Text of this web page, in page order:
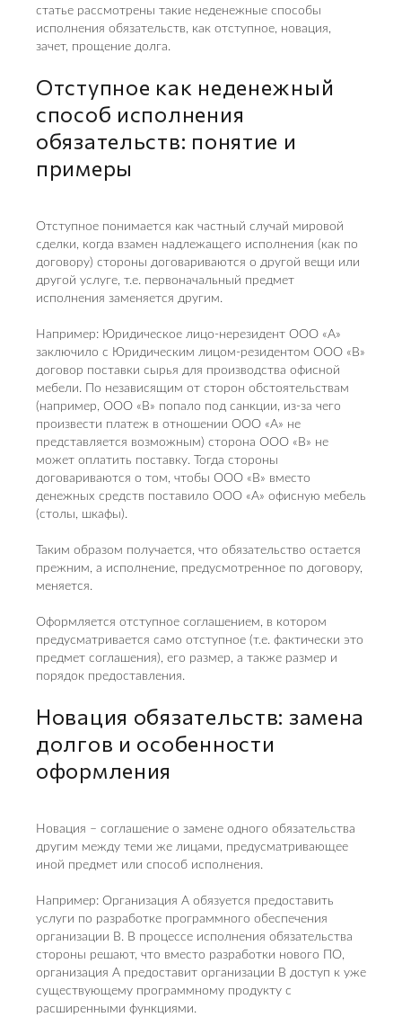
статье рассмотрены такие неденежные способы
исполнения обязательств, как отступное, новация,
зачет, прощение долга.
Отступное как неденежный
способ исполнения
обязательств: понятие и
примеры
Отступное понимается как частный случай мировой
сделки, когда взамен надлежащего исполнения (как по
договору) стороны договариваются о другой вещи или
другой услуге, т.е. первоначальный предмет
исполнения заменяется другим.
Например: Юридическое лицо-нерезидент ООО «А»
заключило с Юридическим лицом-резидентом ООО «В»
договор поставки сырья для производства офисной
мебели. По независящим от сторон обстоятельствам
(например, ООО «В» попало под санкции, из-за чего
произвести платеж в отношении ООО «А» не
представляется возможным) сторона ООО «В» не
может оплатить поставку. Тогда стороны
договариваются о том, чтобы ООО «В» вместо
денежных средств поставило ООО «А» офисную мебель
(столы, шкафы).
Таким образом получается, что обязательство остается
прежним, а исполнение, предусмотренное по договору,
меняется.
Оформляется отступное соглашением, в котором
предусматривается само отступное (т.е. фактически это
предмет соглашения), его размер, а также размер и
порядок предоставления.
Новация обязательств: замена
долгов и особенности
оформления
Новация – соглашение о замене одного обязательства
другим между теми же лицами, предусматривающее
иной предмет или способ исполнения.
Например: Организация A обязуется предоставить
услуги по разработке программного обеспечения
организации B. В процессе исполнения обязательства
стороны решают, что вместо разработки нового ПО,
организация A предоставит организации B доступ к уже
существующему программному продукту с
расширенными функциями.